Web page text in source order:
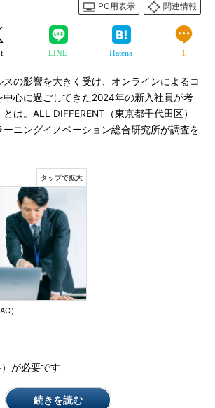
PC用表示
関連情報
LINE Hatena 1
の影響を大きく受け、オンラインによるコ
中心に過ごしてきた2024年の新入社員が考
は。ALL DIFFERENT（東京都千代田区）
ニングイノベーション総合研究所が調査を
）
が必要です
続きを読む